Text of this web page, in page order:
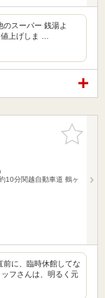
のスーパー 銭湯よ
上げしま …
お気に入
りに追加
10分関越自動車道 鶴ヶ
前に、臨時休館してな
フさんは、明るく元